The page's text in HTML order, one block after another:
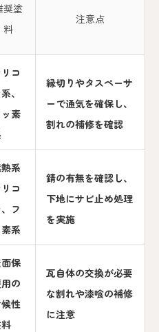
奨塗
料
注意点
コ
、
ッ素
縁切りやタスペーサ
ーで通気を確保し、
割れの補修を確認
系
コ
フ
素系
錆の有無を確認し、
下地にサビ止め処理
を実施
保
の
性
瓦自体の交換が必要
な割れや漆喰の補修
に注意